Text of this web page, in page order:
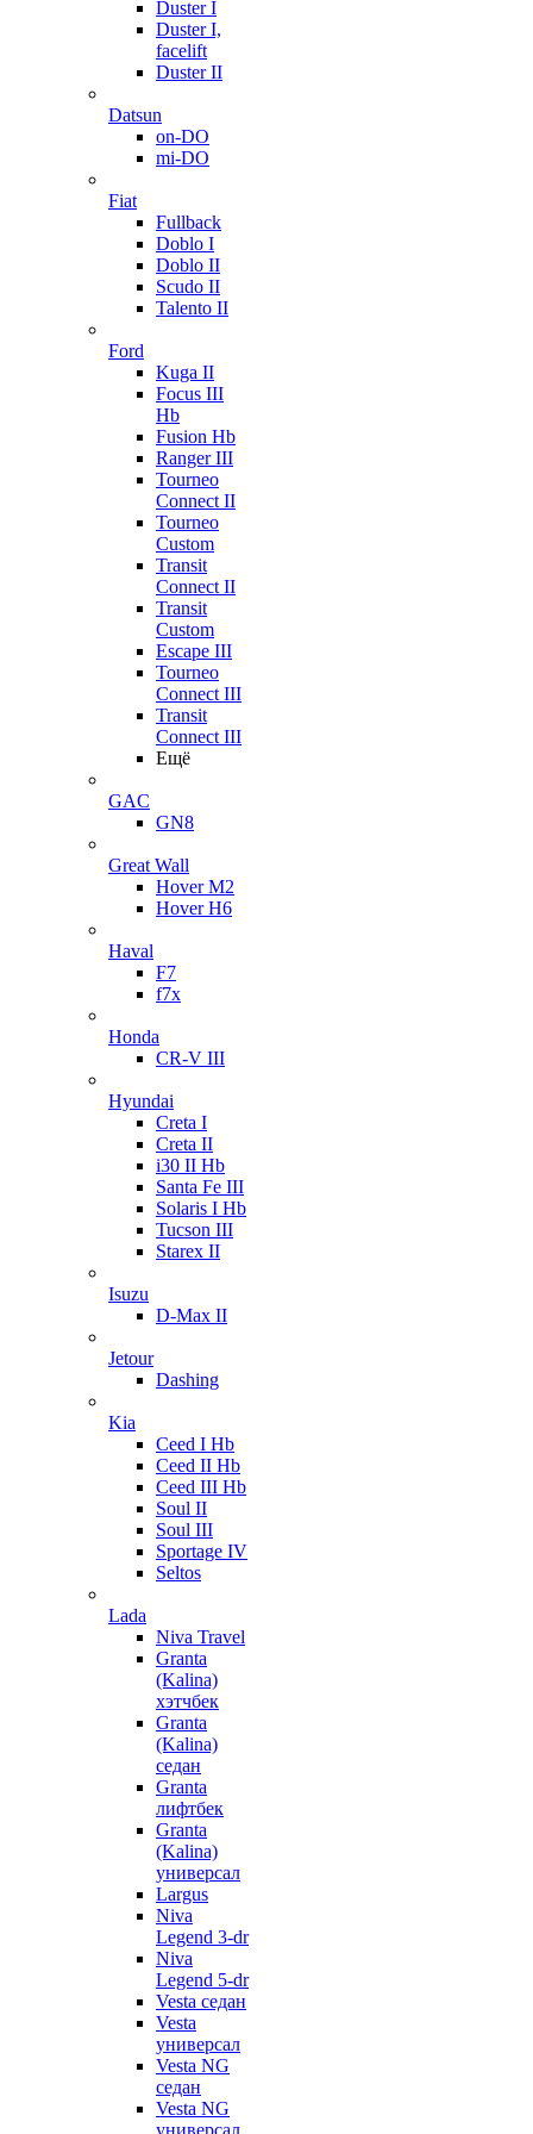
Duster I
Duster I,
facelift
Duster II
Datsun
on-DO
mi-DO
Fiat
Fullback
Doblo I
Doblo II
Scudo II
Talento II
Ford
Kuga II
Focus III
Hb
Fusion Hb
Ranger III
Tourneo
Connect II
Tourneo
Custom
Transit
Connect II
Transit
Custom
Escape III
Tourneo
Connect III
Transit
Connect III
Ещё
GAC
GN8
Great Wall
Hover M2
Hover H6
Haval
F7
f7x
Honda
CR-V III
Hyundai
Creta I
Creta II
i30 II Hb
Santa Fe III
Solaris I Hb
Tucson III
Starex II
Isuzu
D-Max II
Jetour
Dashing
Kia
Ceed I Hb
Ceed II Hb
Ceed III Hb
Soul II
Soul III
Sportage IV
Seltos
Lada
Niva Travel
Granta
(Kalina)
хэтчбек
Granta
(Kalina)
седан
Granta
лифтбек
Granta
(Kalina)
универсал
Largus
Niva
Legend 3-dr
Niva
Legend 5-dr
Vesta седан
Vesta
универсал
Vesta NG
седан
Vesta NG
универсал